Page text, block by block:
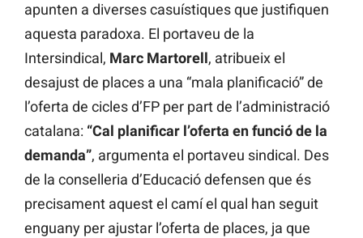
apunten a diverses casuístiques que justifiquen
aquesta paradoxa. El portaveu de la
Intersindical, Marc Martorell, atribueix el
desajust de places a una “mala planificació” de
l’oferta de cicles d’FP per part de l’administració
catalana: “Cal planificar l’oferta en funció de la
demanda”, argumenta el portaveu sindical. Des
de la conselleria d’Educació defensen que és
precisament aquest el camí el qual han seguit
enguany per ajustar l’oferta de places, ja que